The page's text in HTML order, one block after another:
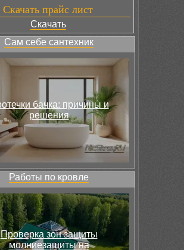
Скачать прайс лист
Скачать
Сам себе сантехник
бачка: причины и
решения
Работы по кровле
Проверка зон защиты
молниезащиты на